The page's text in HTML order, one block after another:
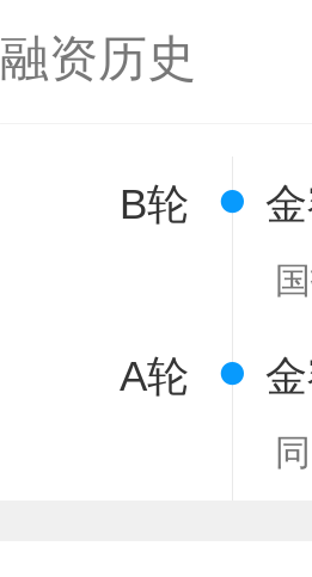
融资历史
B轮
A轮